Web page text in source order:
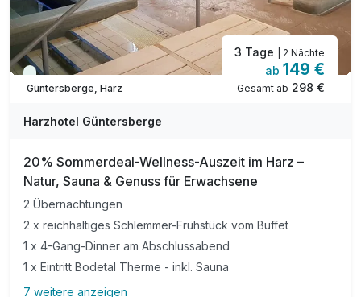
Viele Termine frei
Güntersberge, Harz
3 Tage | 2 Nächte
ab 149 €
Gesamt ab 298 €
Harzhotel Güntersberge
20% Sommerdeal-Wellness-Auszeit im Harz –
Natur, Sauna & Genuss für Erwachsene
2 Übernachtungen
2 x reichhaltiges Schlemmer-Frühstück vom Buffet
1 x 4-Gang-Dinner am Abschlussabend
1 x Eintritt Bodetal Therme - inkl. Sauna
7 weitere anzeigen